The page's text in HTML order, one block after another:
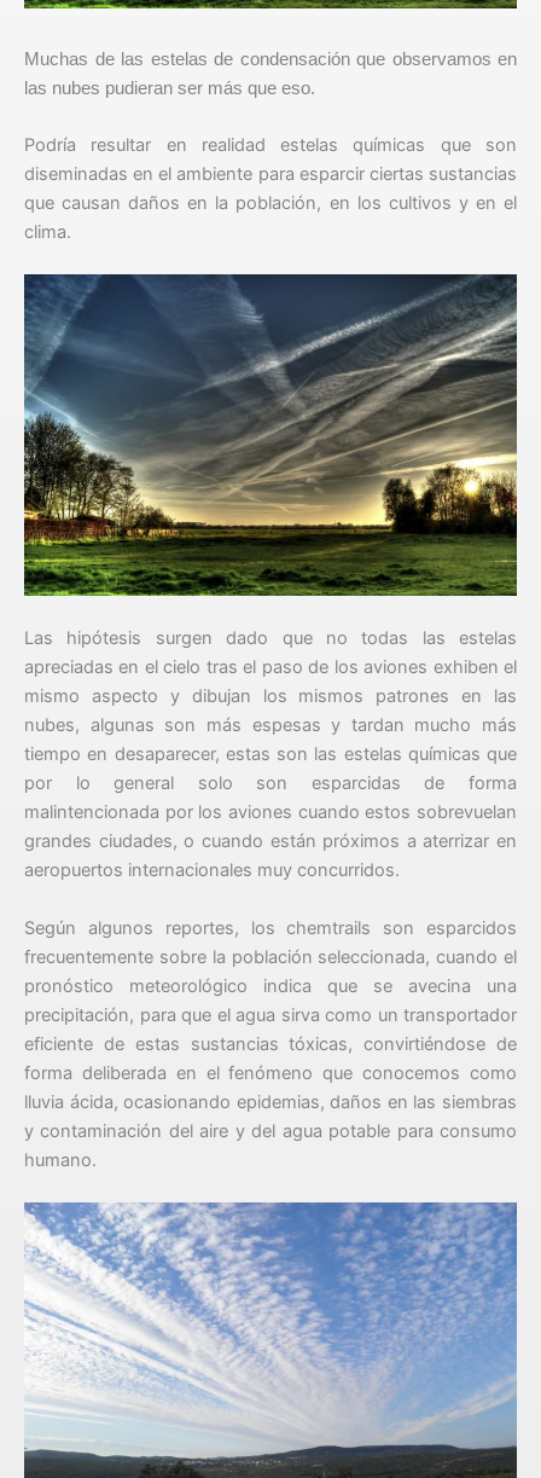
Muchas de las estelas de condensación que observamos en
las nubes pudieran ser más que eso.
Podría resultar en realidad estelas químicas que son
diseminadas en el ambiente para esparcir ciertas sustancias
que causan daños en la población, en los cultivos y en el
clima.
Las hipótesis surgen dado que no todas las estelas
apreciadas en el cielo tras el paso de los aviones exhiben el
mismo aspecto y dibujan los mismos patrones en las
nubes, algunas son más espesas y tardan mucho más
tiempo en desaparecer, estas son las estelas químicas que
por lo general solo son esparcidas de forma
malintencionada por los aviones cuando estos sobrevuelan
grandes ciudades, o cuando están próximos a aterrizar en
aeropuertos internacionales muy concurridos.
Según algunos reportes, los chemtrails son esparcidos
frecuentemente sobre la población seleccionada, cuando el
pronóstico meteorológico indica que se avecina una
precipitación, para que el agua sirva como un transportador
eficiente de estas sustancias tóxicas, convirtiéndose de
forma deliberada en el fenómeno que conocemos como
lluvia ácida, ocasionando epidemias, daños en las siembras
y contaminación del aire y del agua potable para consumo
humano.